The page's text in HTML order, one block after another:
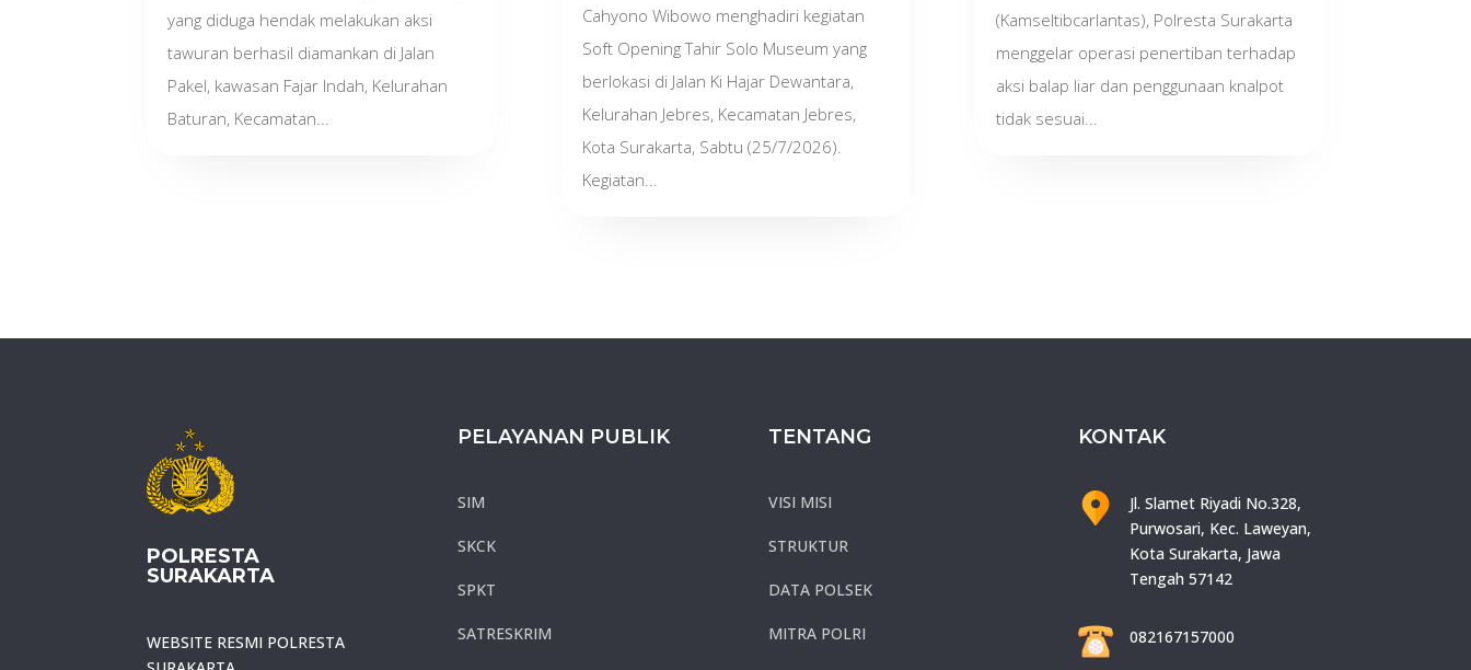
yang diduga hendak melakukan aksi
tawuran berhasil diamankan di Jalan
Pakel, kawasan Fajar Indah, Kelurahan
Baturan, Kecamatan...
Cahyono Wibowo menghadiri kegiatan
Soft Opening Tahir Solo Museum yang
berlokasi di Jalan Ki Hajar Dewantara,
Kelurahan Jebres, Kecamatan Jebres,
Kota Surakarta, Sabtu (25/7/2026).
Kegiatan...
(Kamseltibcarlantas), Polresta Surakarta
menggelar operasi penertiban terhadap
aksi balap liar dan penggunaan knalpot
tidak sesuai...
POLRESTA
SURAKARTA
WEBSITE RESMI POLRESTA
PELAYANAN PUBLIK
SIM
SKCK
SPKT
SATRESKRIM
TENTANG
VISI MISI
STRUKTUR
DATA POLSEK
MITRA POLRI
KONTAK
Jl. Slamet Riyadi No.328,
Purwosari, Kec. Laweyan,
Kota Surakarta, Jawa
Tengah 57142
082167157000